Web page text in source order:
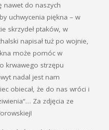
nawet do naszych
uchwycenia piękna – w
skrzydeł ptaków, w
napisał tuż po wojnie,
może pomóc w
krwawego strzępu
nadal jest nam
obiecał, że do nas wróci i
Za zdjęcia ze